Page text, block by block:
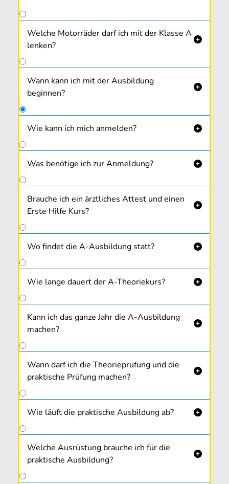
Welche Motorräder darf ich mit der Klasse A
lenken?

Wann kann ich mit der Ausbildung
beginnen?

Wie kann ich mich anmelden? 
Gleich onlineoder in unseren Fahr­schulbüros
Neufelden, Rohrbach und Walding zu unseren
Was benötige ich zur Anmeldung? 
Brauche ich ein ärztliches Attest und einen
Erste Hilfe Kurs?

Wo findet die A-Ausbildung statt? 
Wie lange dauert der A-Theoriekurs? 
Kann ich das ganze Jahr die A-Ausbildung
machen?

Wann darf ich die Theorieprüfung und die
praktische Prüfung machen?

Wie läuft die praktische Ausbildung ab? 
Welche Ausrüstung brauche ich für die
praktische Ausbildung?
